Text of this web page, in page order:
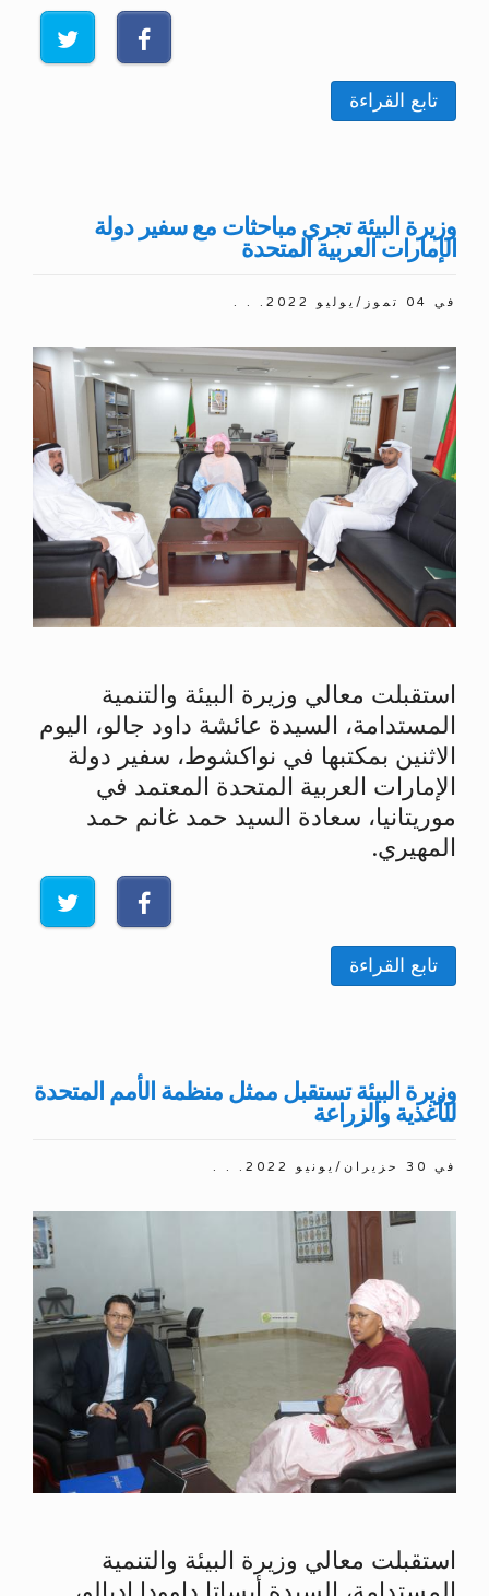
تابع القراءة
وزيرة البيئة تجري مباحثات مع سفير دولة
الإمارات العربية المتحدة
في 04 تموز/يوليو 2022 . . .
استقبلت معالي وزيرة البيئة والتنمية
المستدامة، السيدة عائشة داود جالو، اليوم
الاثنين بمكتبها في نواكشوط، سفير دولة
الإمارات العربية المتحدة المعتمد في
موريتانيا، سعادة السيد حمد غانم حمد
المهيري.
تابع القراءة
وزيرة البيئة تستقبل ممثل منظمة الأمم المتحدة
للأغذية والزراعة
في 30 حزيران/يونيو 2022 . . .
استقبلت معالي وزيرة البيئة والتنمية